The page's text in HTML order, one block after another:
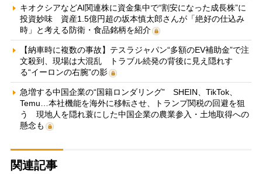
キオクシアなどAI関連株に資金集中で“割安になった成長株”に
投資妙味 資産1.5億円超の坂本慎太郎さんが「絶好の仕込み
時」と考える防衛・食品銘柄を紹介
【納車時に複数の事故】テスラジャパン“多額のEV補助金”で注
文殺到、現場は大混乱 トラブル続発の背後に見え隠れす
る“イーロンの右腕”の影
急増する中国企業の“国籍ロンダリング” SHEIN、TikTok、
Temu…本社機能を海外に移転させ、トランプ関税の回避を狙
う 現地人を隠れ蓑にした中国企業の農業参入・土地取得への
懸念も
関連記事